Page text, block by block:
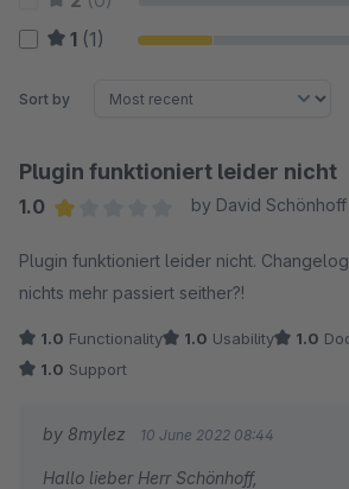
1 (1)
Sort by
Plugin funktioniert leider nicht
1.0
by David Schönhoff
Plugin funktioniert leider nicht.
nichts mehr passiert seither?!
1.0 Functionality 1.0 Usability 1.0
1.0 Support
by 8mylez 10 June 2022 08:44
Hallo lieber Herr Schönhoff,